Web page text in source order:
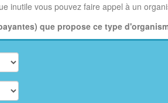
vous pouvez faire appel à un
que propose ce type